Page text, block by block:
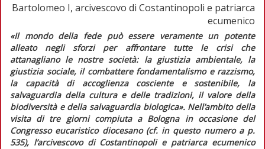
Bartolomeo I, arcivescovo di Costantinopoli e patriarca
ecumenico
«Il mondo della fede può essere veramente un potente
alleato negli sforzi per affrontare tutte le crisi che
attanagliano le nostre società: la giustizia ambientale, la
giustizia sociale, il combattere fondamentalismo e razzismo,
la capacità di accoglienza cosciente e sostenibile, la
salvaguardia della cultura e delle tradizioni, il valore della
biodiversità e della salvaguardia biologica». Nell’ambito della
visita di tre giorni compiuta a Bologna in occasione del
Congresso eucaristico diocesano (cf. in questo numeroa p.
535), l’arcivescovo di Costantinopoli e patriarca ecumenico